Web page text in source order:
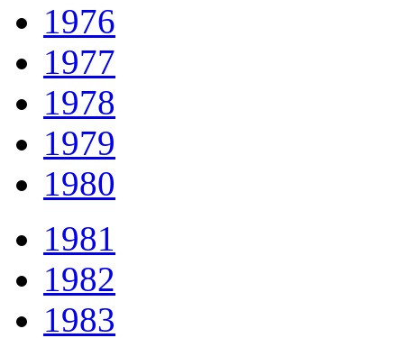
1976
1977
1978
1979
1980
1981
1982
1983